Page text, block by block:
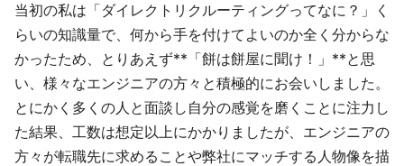
当初の私は「ダイレクトリクルーティングってなに？」く
らいの知識量で、何から手を付けてよいのか全く分からな
かったため、とりあえず**「餅は餅屋に聞け！」**と思
い、様々なエンジニアの方々と積極的にお会いしました。
とにかく多くの人と面談し自分の感覚を磨くことに注力し
た結果、工数は想定以上にかかりましたが、エンジニアの
方々が転職先に求めることや弊社にマッチする人物像を描